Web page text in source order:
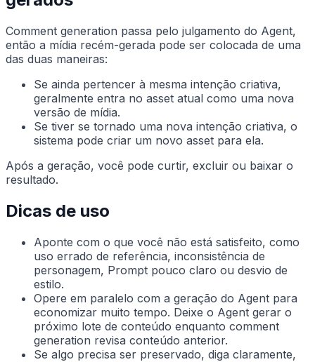
Comment generation passa pelo julgamento do Agent,
então a mídia recém-gerada pode ser colocada de uma
das duas maneiras:
Se ainda pertencer à mesma intenção criativa,
geralmente entra no asset atual como uma nova
versão de mídia.
Se tiver se tornado uma nova intenção criativa, o
sistema pode criar um novo asset para ela.
Após a geração, você pode curtir, excluir ou baixar o
resultado.
Dicas de uso
Aponte com o que você não está satisfeito, como
uso errado de referência, inconsistência de
personagem, Prompt pouco claro ou desvio de
estilo.
Opere em paralelo com a geração do Agent para
economizar muito tempo. Deixe o Agent gerar o
próximo lote de conteúdo enquanto comment
generation revisa conteúdo anterior.
Se algo precisa ser preservado, diga claramente,